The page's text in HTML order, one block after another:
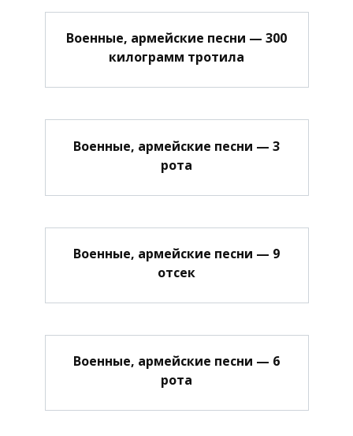
Военные, армейские песни — 300
килограмм тротила
Военные, армейские песни — 3
рота
Военные, армейские песни — 9
отсек
Военные, армейские песни — 6
рота